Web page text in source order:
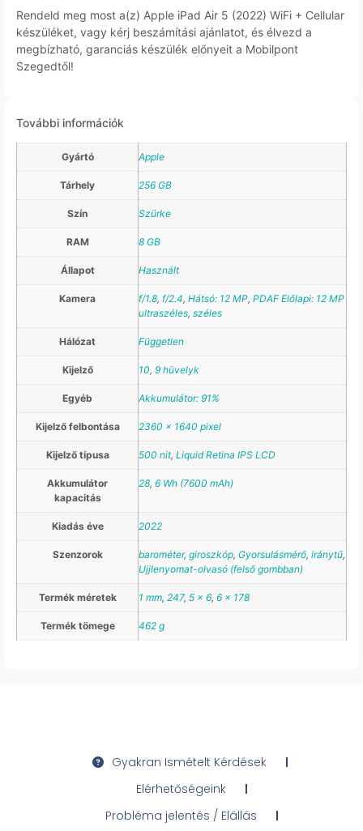
Rendeld meg most a(z) Apple iPad Air 5 (2022) WiFi + Cellular
készüléket, vagy kérj beszámítási ajánlatot, és élvezd a
megbízható, garanciás készülék előnyeit a Mobilpont
Szegedtől!
További információk
Gyártó Apple
Tárhely 256 GB
Szín Szürke
RAM 8 GB
Állapot Használt
Kamera f/1.8, f/2.4, Hátsó: 12 MP, PDAF Előlapi: 12 MP
ultraszéles, széles
Hálózat Független
Kijelző 10, 9 hüvelyk
Egyéb Akkumulátor: 91%
Kijelző felbontása 2360 x 1640 pixel
Kijelző típusa 500 nit, Liquid Retina IPS LCD
Akkumulátor
kapacitás
28, 6 Wh (7600 mAh)
Kiadás éve 2022
Szenzorok barométer, giroszkóp, Gyorsulásmérő, iránytű,
Ujjlenyomat-olvasó (felső gombban)
Termék méretek 1 mm, 247, 5 x 6, 6 x 178
Termék tömege 462 g
Gyakran Ismételt Kérdések
Elérhetőségeink
Probléma jelentés / Elállás